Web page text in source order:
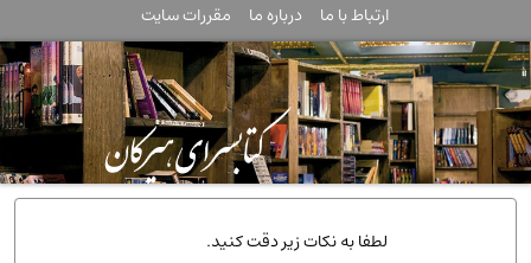
روانشناسی(357)
انگلیسی و زبان خارجی(14)
کودکان و نوجوانان(76)
کتب نادر و کمیاب(19)
روانشناسی(112)
طب گیاهی و سنتی(45)
ارتباط با ما درباره ما مقررات سایت
لطفا به نکات زیر دقت کنید.